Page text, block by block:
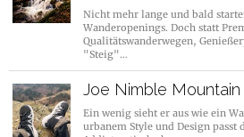
Nicht mehr lange und bald
Wanderopenings. Doch statt
Qualitätswanderwegen,
"Steig"…
Joe Nimble
Ein wenig sieht er aus wie ein
urbanem Style und Design